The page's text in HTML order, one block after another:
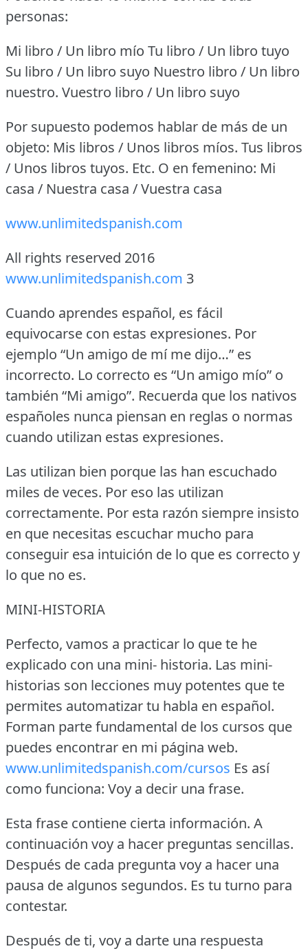
personas:
Mi libro / Un libro mío Tu libro / Un libro tuyo
Su libro / Un libro suyo Nuestro libro / Un libro
nuestro. Vuestro libro / Un libro suyo
Por supuesto podemos hablar de más de un
objeto: Mis libros / Unos libros míos. Tus libros
/ Unos libros tuyos. Etc. O en femenino: Mi
casa / Nuestra casa / Vuestra casa
www.unlimitedspanish.com
All rights reserved 2016
www.unlimitedspanish.com 3
Cuando aprendes español, es fácil
equivocarse con estas expresiones. Por
ejemplo “Un amigo de mí me dijo…” es
incorrecto. Lo correcto es “Un amigo mío” o
también “Mi amigo”. Recuerda que los nativos
españoles nunca piensan en reglas o normas
cuando utilizan estas expresiones.
Las utilizan bien porque las han escuchado
miles de veces. Por eso las utilizan
correctamente. Por esta razón siempre insisto
en que necesitas escuchar mucho para
conseguir esa intuición de lo que es correcto y
lo que no es.
MINI-HISTORIA
Perfecto, vamos a practicar lo que te he
explicado con una mini- historia. Las mini-
historias son lecciones muy potentes que te
permites automatizar tu habla en español.
Forman parte fundamental de los cursos que
puedes encontrar en mi página web.
www.unlimitedspanish.com/cursos Es así
como funciona: Voy a decir una frase.
Esta frase contiene cierta información. A
continuación voy a hacer preguntas sencillas.
Después de cada pregunta voy a hacer una
pausa de algunos segundos. Es tu turno para
contestar.
Después de ti, voy a darte una respuesta